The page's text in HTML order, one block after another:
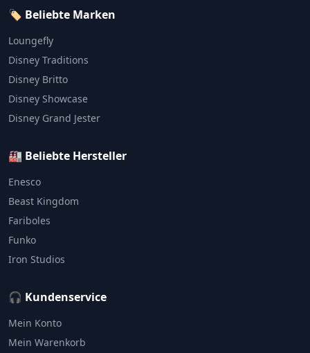
🏷️ Beliebte Marken
Loungefly
Disney Traditions
Disney Britto
Disney Showcase
Disney Grand Jester
🏭 Beliebte Hersteller
Enesco
Beast Kingdom
Fariboles
Funko
Iron Studios
🎧 Kundenservice
Mein Konto
Mein Warenkorb